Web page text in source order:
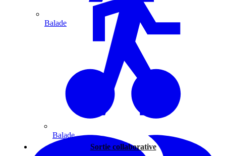
Balade
Sortie collaborative
Balade